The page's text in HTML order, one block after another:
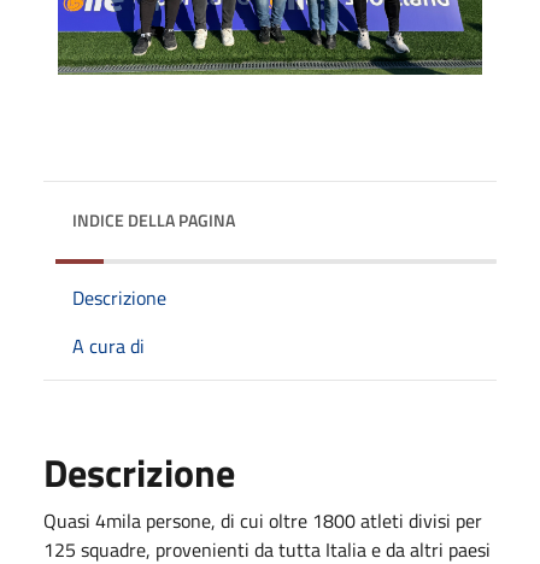
INDICE DELLA PAGINA
Descrizione
A cura di
Descrizione
Quasi 4mila persone, di cui oltre 1800 atleti divisi per
125 squadre, provenienti da tutta Italia e da altri paesi